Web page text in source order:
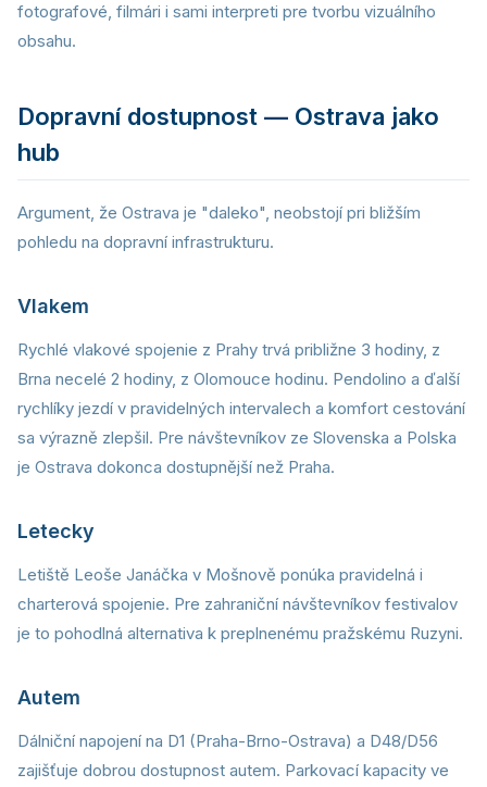
fotografové, filmári i sami interpreti pre tvorbu vizuálního
obsahu.
Dopravní dostupnost — Ostrava jako
hub
Argument, že Ostrava je "daleko", neobstojí pri bližším
pohledu na dopravní infrastrukturu.
Vlakem
Rychlé vlakové spojenie z Prahy trvá približne 3 hodiny, z
Brna necelé 2 hodiny, z Olomouce hodinu. Pendolino a ďalší
rychlíky jezdí v pravidelných intervalech a komfort cestování
sa výrazně zlepšil. Pre návštevníkov ze Slovenska a Polska
je Ostrava dokonca dostupnější než Praha.
Letecky
Letiště Leoše Janáčka v Mošnově ponúka pravidelná i
charterová spojenie. Pre zahraniční návštevníkov festivalov
je to pohodlná alternativa k preplnenému pražskému Ruzyni.
Autem
Dálniční napojení na D1 (Praha-Brno-Ostrava) a D48/D56
zajišťuje dobrou dostupnost autem. Parkovací kapacity ve